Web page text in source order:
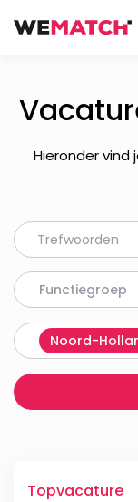
Hieronder vind
Functiegroep
Noord-
Topvacature